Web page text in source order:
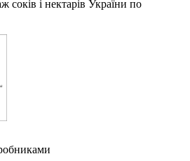
соків і нектарів України по